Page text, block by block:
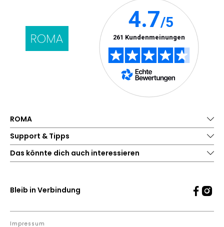
ROMA
Support & Tipps
Das könnte dich auch interessieren
Bleib in Verbindung
Impressum